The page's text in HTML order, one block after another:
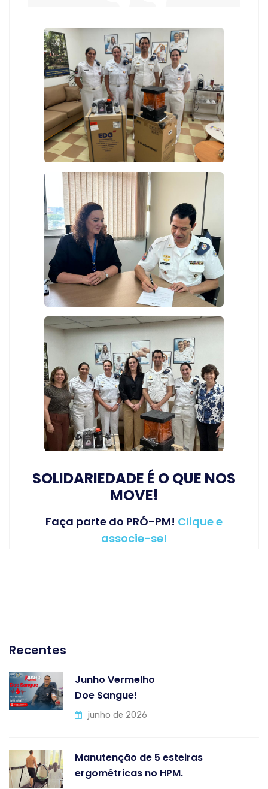
SOLIDARIEDADE É O QUE NOS
MOVE!
Faça parte do PRÓ-PM! Clique e
associe-se!
Recentes
Junho Vermelho
Doe Sangue!
junho de 2026
Manutenção de 5 esteiras
ergométricas no HPM.